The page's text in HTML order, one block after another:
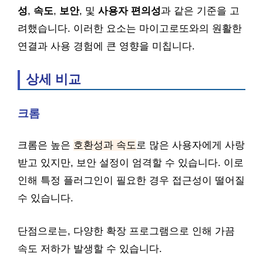
성, 속도, 보안, 및 사용자 편의성과 같은 기준을 고
려했습니다. 이러한 요소는 마이고로또와의 원활한
연결과 사용 경험에 큰 영향을 미칩니다.
상세 비교
크롬
크롬은 높은 호환성과 속도로 많은 사용자에게 사랑
받고 있지만, 보안 설정이 엄격할 수 있습니다. 이로
인해 특정 플러그인이 필요한 경우 접근성이 떨어질
수 있습니다.
단점으로는, 다양한 확장 프로그램으로 인해 가끔
속도 저하가 발생할 수 있습니다.